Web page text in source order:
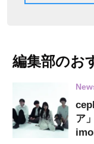
編集部のお
ア